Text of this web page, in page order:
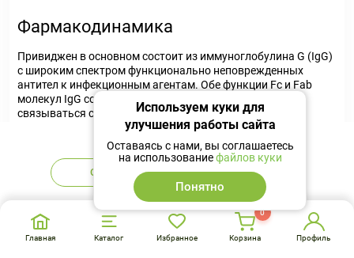
Нет в наличии
Сообщить Аналоги
Фармакодинамика
Привиджен в основном состоит из иммуноглобулина G (IgG)
с широким спектром функционально неповрежденных
антител к инфекционным агентам. Обе функции Fc и Fab
молекул IgG сохранены. Способность участков Fab
связываться с антигенами была продемонстрирована
биохимическими и биологическими методами. Функция Fc
была протестирована путем активации комплемента и
опосредованной Fc-рецептором активацией лейкоцитов. В
препарате Привиджен сохранено ингибирование
индуцированной иммунным комплексом активации
комплемента ("очистка", противовоспалительное действие
иммуноглобулина для внутривенного введения). Привиджен
не приводит к неспецифической активации системы
комплемента или прекалликреина.
Главная Каталог Избранное Корзина
0
Профиль
Используем куки для
улучшения работы сайта
Оставаясь с нами, вы соглашаетесь
на использованиефайлов куки
Понятно